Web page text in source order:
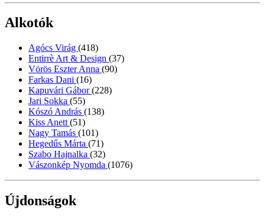
Alkotók
Agócs Virág (418)
Entirrè Art & Design (37)
Vörös Eszter Anna (90)
Farkas Dani (16)
Kapuvári Gábor(228)
Jari Sokka (55)
Kószó András (138)
Kiss Anett (51)
Nagy Tamás (101)
Hegedűs Márta (71)
Szabo Hajnalka (32)
Vászonkép Nyomda (1076)
Újdonságok